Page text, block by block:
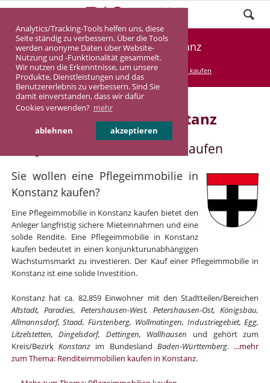
Analytics/Tracking-Tools helfen uns, diese
Seite ständig zu verbessern. Über die Tools
werden anonyme Daten über Website-
Nutzung und -Funktionalität gesammelt.
Wir nutzen die Erkenntnisse, um unsere
Produkte, Dienstleistungen und das
Benutzererlebnis zu verbessern. Sind Sie
damit einverstanden, dass wir dafür
Cookies verwenden? mehr
ablehnen akzeptieren
Pflegeimmobilie Konstanz
DASINVEST Service Pflegeimmobilie kaufen
Pflegeimmobilie in Konstanz
Pflegeimmobilie in Konstanz kaufen
Sie wollen eine Pflegeimmobilie in
Konstanz kaufen?
Eine Pflegeimmobilie in Konstanz kaufen bietet den
Anleger langfristig sichere Mieteinnahmen und eine
solide Rendite. Eine Pflegeimmobilie in Konstanz
kaufen bedeutet in einen konjunkturunabhängigen
Wachstumsmarkt zu investieren. Der Kauf einer Pflegeimmobilie in
Konstanz ist eine solide Investition.
Konstanz hat ca. 82.859 Einwohner mit den Stadtteilen/Bereichen
Altstadt, Paradies, Petershausen-West, Petershausen-Ost, Königsbau,
Allmannsdorf, Staad, Fürstenberg, Wollmatingen, Industriegebiet, Egg,
Litzelstetten, Dingelsdorf, Dettingen, Wallhausen und gehört zum
Kreis/Bezirk Konstanz im Bundesland Baden-Württemberg. ...mehr
zum Thema: Renditeimmobilien kaufen in Konstanz.